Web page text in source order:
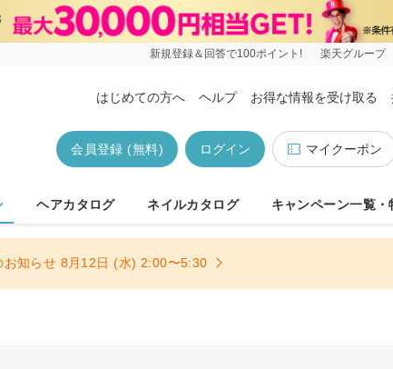
新規登録＆回答で100ポイント! 楽天グループ
はじめての方へ ヘルプ お得な情報を受け取る
マイクーポン
ログイン
会員登録 (無料)
ヘアカタログ ネイルカタログ キャンペーン一覧・
お知らせ 8月12日 (水) 2:00〜5:30